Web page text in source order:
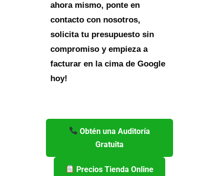
ahora mismo, ponte en
contacto con nosotros,
solicita tu presupuesto sin
compromiso y empieza a
facturar en la cima de Google
hoy!
Obtén una Auditoría
Gratuita
Precios Tienda Online